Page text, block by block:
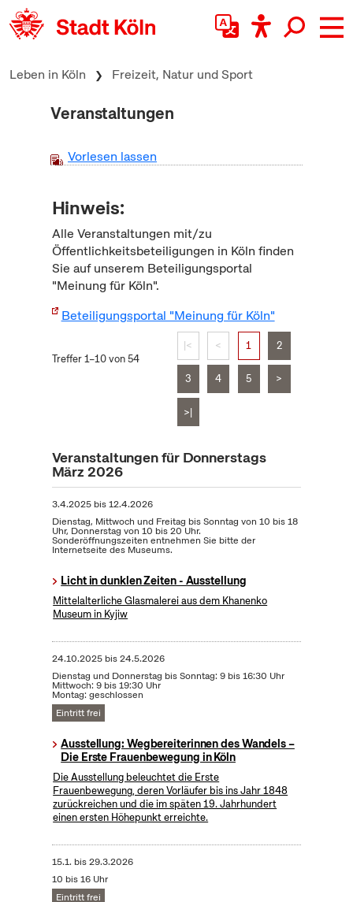
zum Inhalt springen
Leben in Köln Freizeit, Natur und Sport
Veranstaltungen
Vorlesen lassen
Hinweis:
Alle Veranstaltungen mit/zu
Öffentlichkeitsbeteiligungen in Köln finden
Sie auf unserem Beteiligungsportal
"Meinung für Köln".
Beteiligungsportal "Meinung für Köln"
Treffer 1–10 von 54
|< < 1 2
3 4 5 >
>|
Veranstaltungen für Donnerstags
März 2026
3.4.2025bis12.4.2026
Dienstag, Mittwoch und Freitag bis Sonntag von 10 bis 18
Uhr, Donnerstag von 10 bis 20 Uhr.
Sonderöffnungszeiten entnehmen Sie bitte der
Internetseite des Museums.
Licht in dunklen Zeiten - Ausstellung
Mittelalterliche Glasmalerei aus dem Khanenko
Museum in Kyjiw
24.10.2025bis24.5.2026
Dienstag und Donnerstag bis Sonntag: 9 bis 16:30 Uhr
Mittwoch: 9 bis 19:30 Uhr
Montag: geschlossen
Eintritt frei
Ausstellung: Wegbereiterinnen des Wandels –
Die Erste Frauenbewegung in Köln
Die Ausstellung beleuchtet die Erste
Frauenbewegung, deren Vorläufer bis ins Jahr 1848
zurückreichen und die im späten 19. Jahrhundert
einen ersten Höhepunkt erreichte.
15.1. bis29.3.2026
10 bis 16 Uhr
Eintritt frei